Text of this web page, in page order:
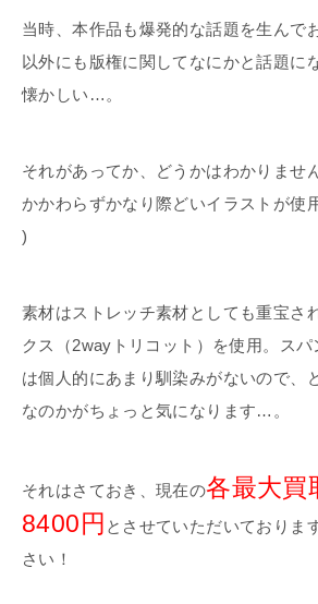
当時、本作品も爆発的な話題を生んで
以外にも版権に関してなにかと話題に
懐かしい…。
それがあってか、どうかはわかりませ
かかわらずかなり際どいイラストが使
)
素材はストレッチ素材としても重宝さ
クス（2wayトリコット）を使用。スパ
は個人的にあまり馴染みがないので、
なのかがちょっと気になります…。
それはさておき、現在の各最大買
8400円 とさせていただいておりま
さい！